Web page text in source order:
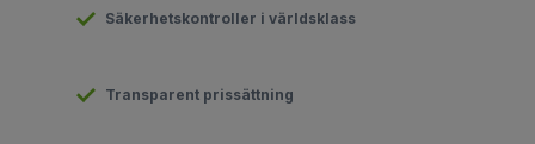
Säkerhetskontroller i världsklass
Transparent prissättning